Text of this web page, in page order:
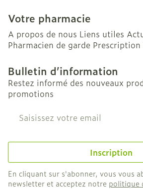
Votre pharmacie
A propos de nous Liens utiles
Pharmacien de garde Prescription
Bulletin d’information
Restez informé des nouveaux
promotions
Adresse mail
Inscription
En cliquant sur s'abonner, vous vous
newsletter et acceptez notre politique